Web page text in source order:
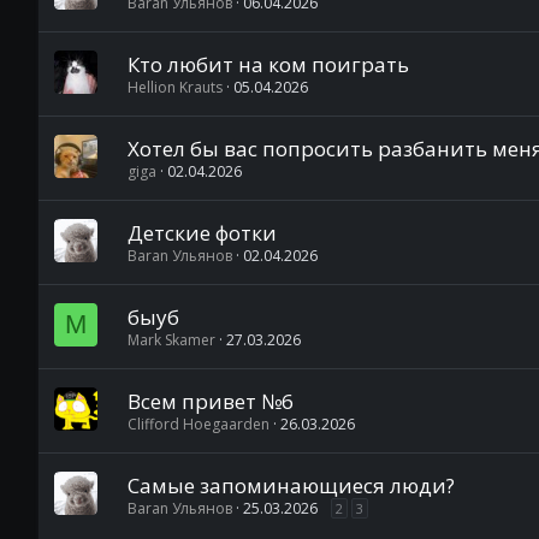
Кто любит на ком поиграть
Hellion Krauts 05.04.2026
Хотел бы вас попросить разбанить
giga 02.04.2026
Детские фотки
Baran Ульянов 02.04.2026
M быуб
Mark Skamer 27.03.2026
Всем привет №6
Clifford Hoegaarden 26.03.2026
Самые запоминающиеся люди?
Baran Ульянов 25.03.2026 2 3